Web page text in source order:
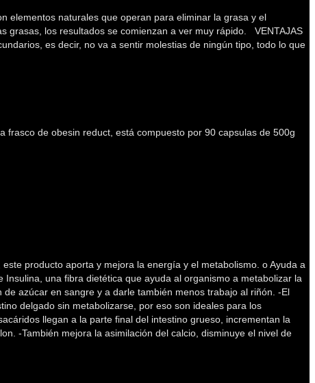
elementos naturales que operan para eliminar la grasa y el
grasas, los resultados se comienzan a ver muy rápido. VENTAJAS
es decir, no va a sentir molestias de ningún tipo, todo lo que
de obesin reduct, está compuesto por 90 capsulas de 500g
producto aporta y mejora la energía y el metabolismo. o Ayuda a
una fibra dietética que ayuda al organismo a metabolizar la
azúcar en sangre y a darle también menos trabajo al riñón. -El
delgado sin metabolizarse, por eso son ideales para los
llegan a la parte final del intestino grueso, incrementan la
-También mejora la asimilación del calcio, disminuye el nivel de